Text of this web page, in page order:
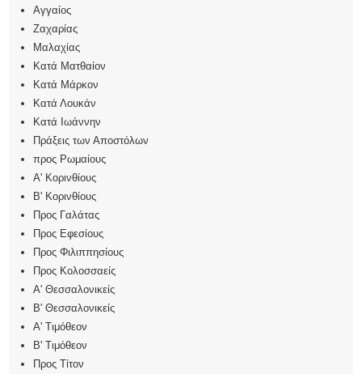
Αγγαίος
Ζαχαρίας
Μαλαχίας
Κατά Ματθαίον
Κατά Μάρκον
Κατά Λουκάν
Κατά Ιωάννην
Πράξεις των Αποστόλων
προς Ρωμαίους
Α' Κορινθίους
Β' Κορινθίους
Προς Γαλάτας
Προς Εφεσίους
Προς Φιλιππησίους
Προς Κολοσσαείς
Α' Θεσσαλονικείς
Β' Θεσσαλονικείς
Α' Τιμόθεον
Β' Τιμόθεον
Προς Τίτον